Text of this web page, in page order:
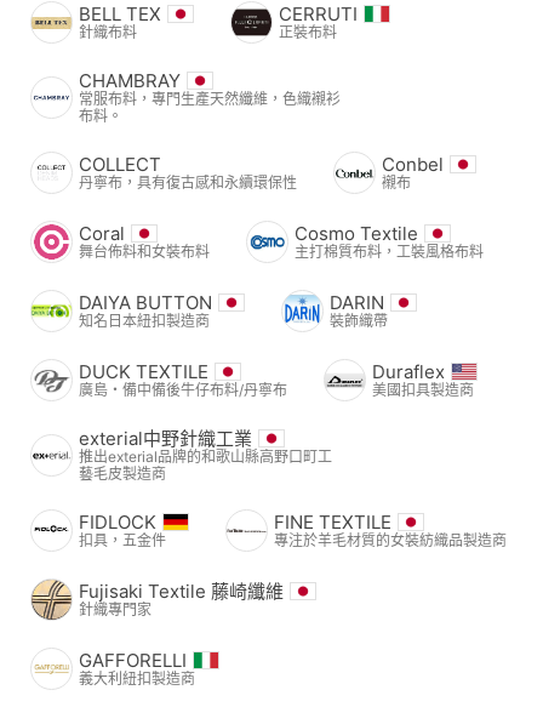
BELL TEX
針織布料
CERRUTI
正裝布料
CHAMBRAY
常服布料，專門生產天然纖維，色織襯衫
布料。
COLLECT
丹寧布，具有復古感和永續環保性
Conbel
襯布
Coral
舞台佈料和女裝布料
Cosmo Textile
主打棉質布料，工裝風格布料
DAIYA BUTTON
知名日本紐扣製造商
DARIN
裝飾織帶
DUCK TEXTILE
廣島・備中備後牛仔布料/丹寧布
Duraflex
美國扣具製造商
exterial中野針織工業
推出exterial品牌的和歌山縣高野口町工
藝毛皮製造商
FIDLOCK
扣具，五金件
FINE TEXTILE
專注於羊毛材質的女裝紡織品製造商
Fujisaki Textile 藤崎纖維
針織專門家
GAFFORELLI
義大利紐扣製造商